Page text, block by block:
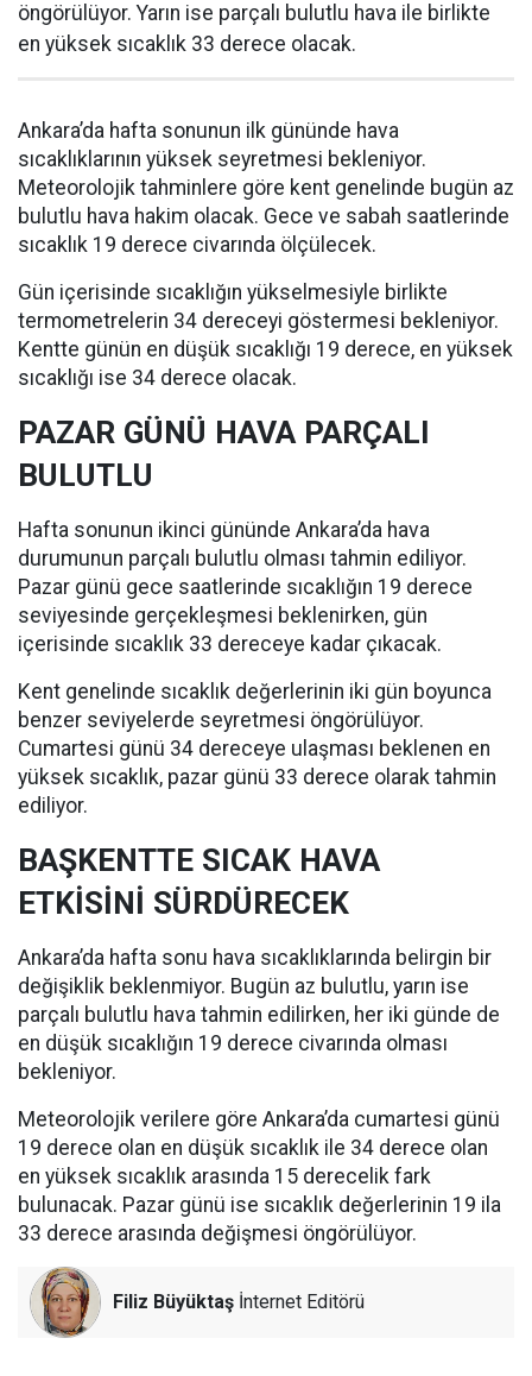
öngörülüyor. Yarın ise parçalı bulutlu hava ile birlikte
en yüksek sıcaklık 33 derece olacak.
Ankara’da hafta sonunun ilk gününde hava
sıcaklıklarının yüksek seyretmesi bekleniyor.
Meteorolojik tahminlere göre kent genelinde bugün az
bulutlu hava hakim olacak. Gece ve sabah saatlerinde
sıcaklık 19 derece civarında ölçülecek.
Gün içerisinde sıcaklığın yükselmesiyle birlikte
termometrelerin 34 dereceyi göstermesi bekleniyor.
Kentte günün en düşük sıcaklığı 19 derece, en yüksek
sıcaklığı ise 34 derece olacak.
PAZAR GÜNÜ HAVA PARÇALI
BULUTLU
Hafta sonunun ikinci gününde Ankara’da hava
durumunun parçalı bulutlu olması tahmin ediliyor.
Pazar günü gece saatlerinde sıcaklığın 19 derece
seviyesinde gerçekleşmesi beklenirken, gün
içerisinde sıcaklık 33 dereceye kadar çıkacak.
Kent genelinde sıcaklık değerlerinin iki gün boyunca
benzer seviyelerde seyretmesi öngörülüyor.
Cumartesi günü 34 dereceye ulaşması beklenen en
yüksek sıcaklık, pazar günü 33 derece olarak tahmin
ediliyor.
BAŞKENTTE SICAK HAVA
ETKİSİNİ SÜRDÜRECEK
Ankara’da hafta sonu hava sıcaklıklarında belirgin bir
değişiklik beklenmiyor. Bugün az bulutlu, yarın ise
parçalı bulutlu hava tahmin edilirken, her iki günde de
en düşük sıcaklığın 19 derece civarında olması
bekleniyor.
Meteorolojik verilere göre Ankara’da cumartesi günü
19 derece olan en düşük sıcaklık ile 34 derece olan
en yüksek sıcaklık arasında 15 derecelik fark
bulunacak. Pazar günü ise sıcaklık değerlerinin 19 ila
33 derece arasında değişmesi öngörülüyor.
Filiz Büyüktaş İnternet Editörü